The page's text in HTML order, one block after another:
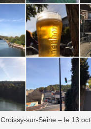
Croissy-sur-Seine – le 13